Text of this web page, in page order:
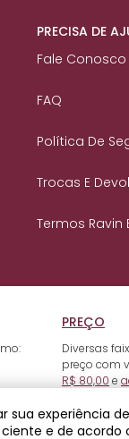
PRECISA DE
Fale Conosco
FAQ
Política De
Trocas E
Termos Ravin
PREÇO
Diversas
preço com
R$ 80,00 e
sua experiência
e de acordo